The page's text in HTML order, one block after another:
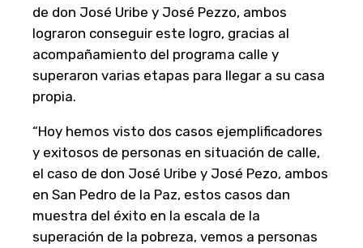
de don José Uribe y José Pezzo, ambos
lograron conseguir este logro, gracias al
acompañamiento del programa calle y
superaron varias etapas para llegar a su casa
propia.
“Hoy hemos visto dos casos ejemplificadores
y exitosos de personas en situación de calle,
el caso de don José Uribe y José Pezo, ambos
en San Pedro de la Paz, estos casos dan
muestra del éxito en la escala de la
superación de la pobreza, vemos a personas